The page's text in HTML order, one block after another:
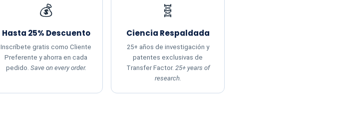
💰
Hasta 25% Descuento
Inscríbete gratis como Cliente
Preferente y ahorra en cada
pedido. Save on every order.
🧬
Ciencia Respaldada
25+ años de investigación y
patentes exclusivas de
Transfer Factor. 25+ years of
research.